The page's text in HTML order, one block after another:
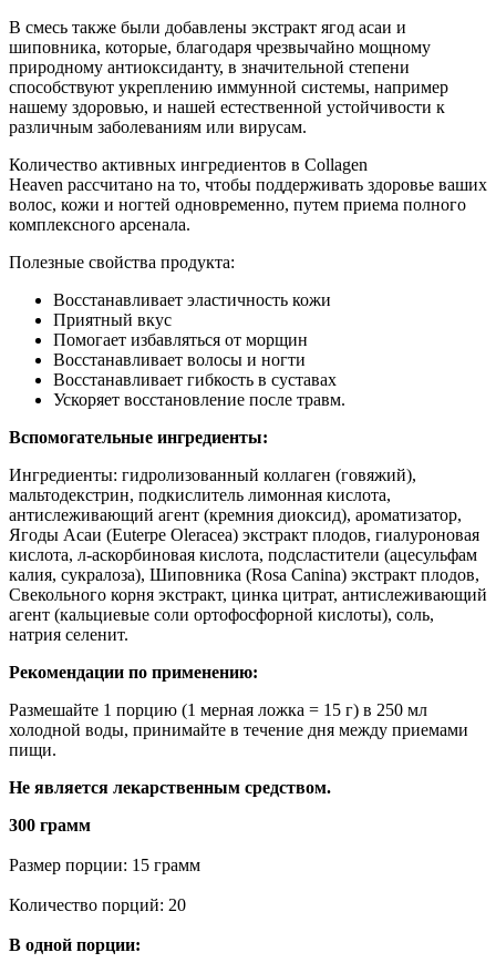
В смесь также были добавлены экстракт ягод асаи и
шиповника, которые, благодаря чрезвычайно мощному
природному антиоксиданту, в значительной степени
способствуют укреплению иммунной системы, например
нашему здоровью, и нашей естественной устойчивости к
различным заболеваниям или вирусам.
Количество активных ингредиентов в Collagen
Heaven рассчитано на то, чтобы поддерживать здоровье ваших
волос, кожи и ногтей одновременно, путем приема полного
комплексного арсенала.
Полезные свойства продукта:
Восстанавливает эластичность кожи
Приятный вкус
Помогает избавляться от морщин
Восстанавливает волосы и ногти
Восстанавливает гибкость в суставах
Ускоряет восстановление после травм.
Вспомогательные ингредиенты:
Ингредиенты: гидролизованный коллаген (говяжий),
мальтодекстрин, подкислитель лимонная кислота,
антислеживающий агент (кремния диоксид), ароматизатор,
Ягоды Асаи (Euterpe Oleracea) экстракт плодов, гиалуроновая
кислота, л-аскорбиновая кислота, подсластители (ацесульфам
калия, сукралоза), Шиповника (Rosa Canina) экстракт плодов,
Свекольного корня экстракт, цинка цитрат, антислеживающий
агент (кальциевые соли ортофосфорной кислоты), соль,
натрия селенит.
Рекомендации по применению:
Размешайте 1 порцию (1 мерная ложка = 15 г) в 250 мл
холодной воды, принимайте в течение дня между приемами
пищи.
Не является лекарственным средством.
300 грамм
Размер порции: 15 грамм
Количество порций: 20
В одной порции: